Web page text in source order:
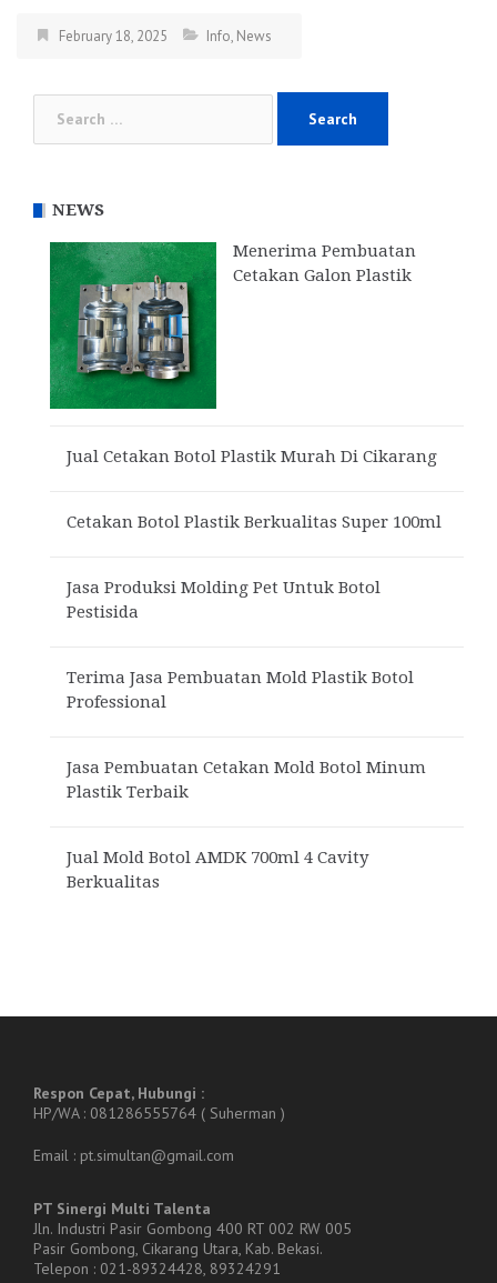
February 18, 2025 Info, News
NEWS
Menerima Pembuatan
Cetakan Galon Plastik
Jual Cetakan Botol Plastik Murah Di Cikarang
Cetakan Botol Plastik Berkualitas Super 100ml
Jasa Produksi Molding Pet Untuk Botol
Pestisida
Terima Jasa Pembuatan Mold Plastik Botol
Professional
Jasa Pembuatan Cetakan Mold Botol Minum
Plastik Terbaik
Jual Mold Botol AMDK 700ml 4 Cavity
Berkualitas
Respon Cepat, Hubungi :
HP/WA : 081286555764 ( Suherman )
Email : pt.simultan@gmail.com
PT Sinergi Multi Talenta
Jln. Industri Pasir Gombong 400 RT 002 RW 005
Pasir Gombong, Cikarang Utara, Kab. Bekasi.
Telepon : 021-89324428, 89324291